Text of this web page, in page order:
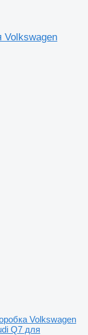
Volkswagen
Volkswagen
Q7 для